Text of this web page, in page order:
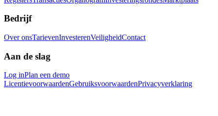
Bedrijf
Over onsTarievenInvesterenVeiligheidContact
Aan de slag
Log inPlan een demo
LicentievoorwaardenGebruiksvoorwaardenPrivacyverklaring